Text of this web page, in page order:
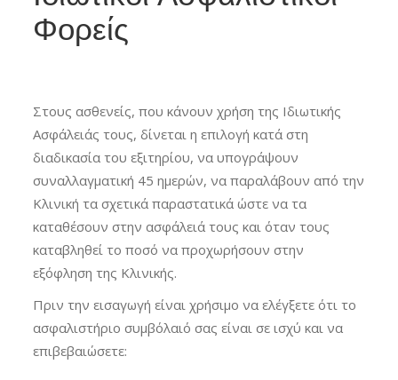
Φορείς
Στους ασθενείς, που κάνουν χρήση της Ιδιωτικής
Ασφάλειάς τους, δίνεται η επιλογή κατά στη
διαδικασία του εξιτηρίου, να υπογράψουν
συναλλαγματική 45 ημερών, να παραλάβουν από την
Κλινική τα σχετικά παραστατικά ώστε να τα
καταθέσουν στην ασφάλειά τους και όταν τους
καταβληθεί το ποσό να προχωρήσουν στην
εξόφληση της Κλινικής.
Πριν την εισαγωγή είναι χρήσιμο να ελέγξετε ότι το
ασφαλιστήριο συμβόλαιό σας είναι σε ισχύ και να
επιβεβαιώσετε: